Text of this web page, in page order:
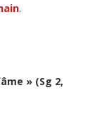
.
» (Sg 2,